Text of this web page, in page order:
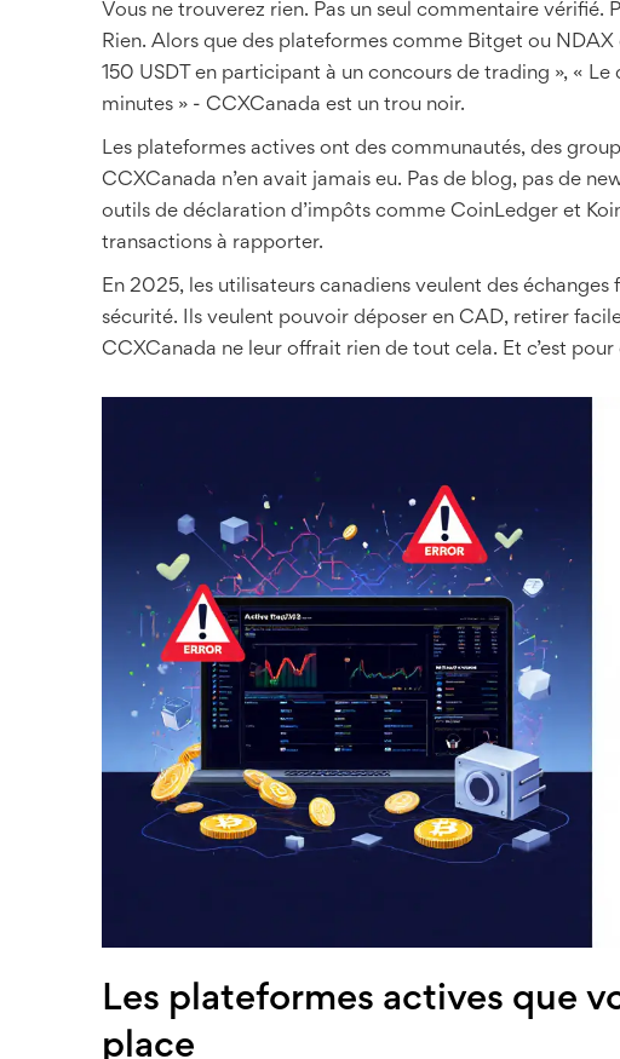
Vous ne trouverez rien. Pas un seul commentaire vérifié.
Rien. Alors que des plateformes comme Bitget ou
150 USDT en participant à un concours de trading », «
minutes » - CCXCanada est un trou noir.
Les plateformes actives ont des communautés, des
CCXCanada n’en avait jamais eu. Pas de blog, pas de
outils de déclaration d’impôts comme CoinLedger et
transactions à rapporter.
En 2025, les utilisateurs canadiens veulent des
sécurité. Ils veulent pouvoir déposer en CAD, retirer
CCXCanada ne leur offrait rien de tout cela. Et c’est pour
Les plateformes actives que
place